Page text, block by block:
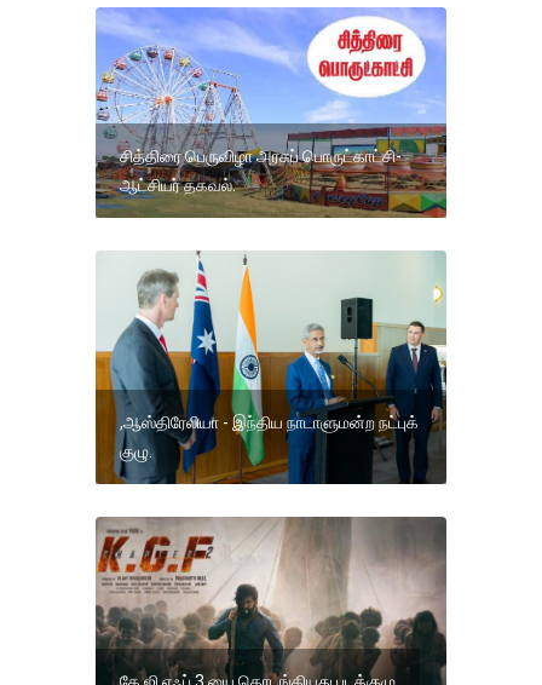
சித்திரை பெருவிழா அரசுப் பொருட்காட்சி-
ஆட்சியர் தகவல்.
,ஆஸ்திரேலியா - இந்திய நாடாளுமன்ற நட்புக்
குழு.
கே ஜி எஃப் 3 யை தொடங்கியது படக்குழு